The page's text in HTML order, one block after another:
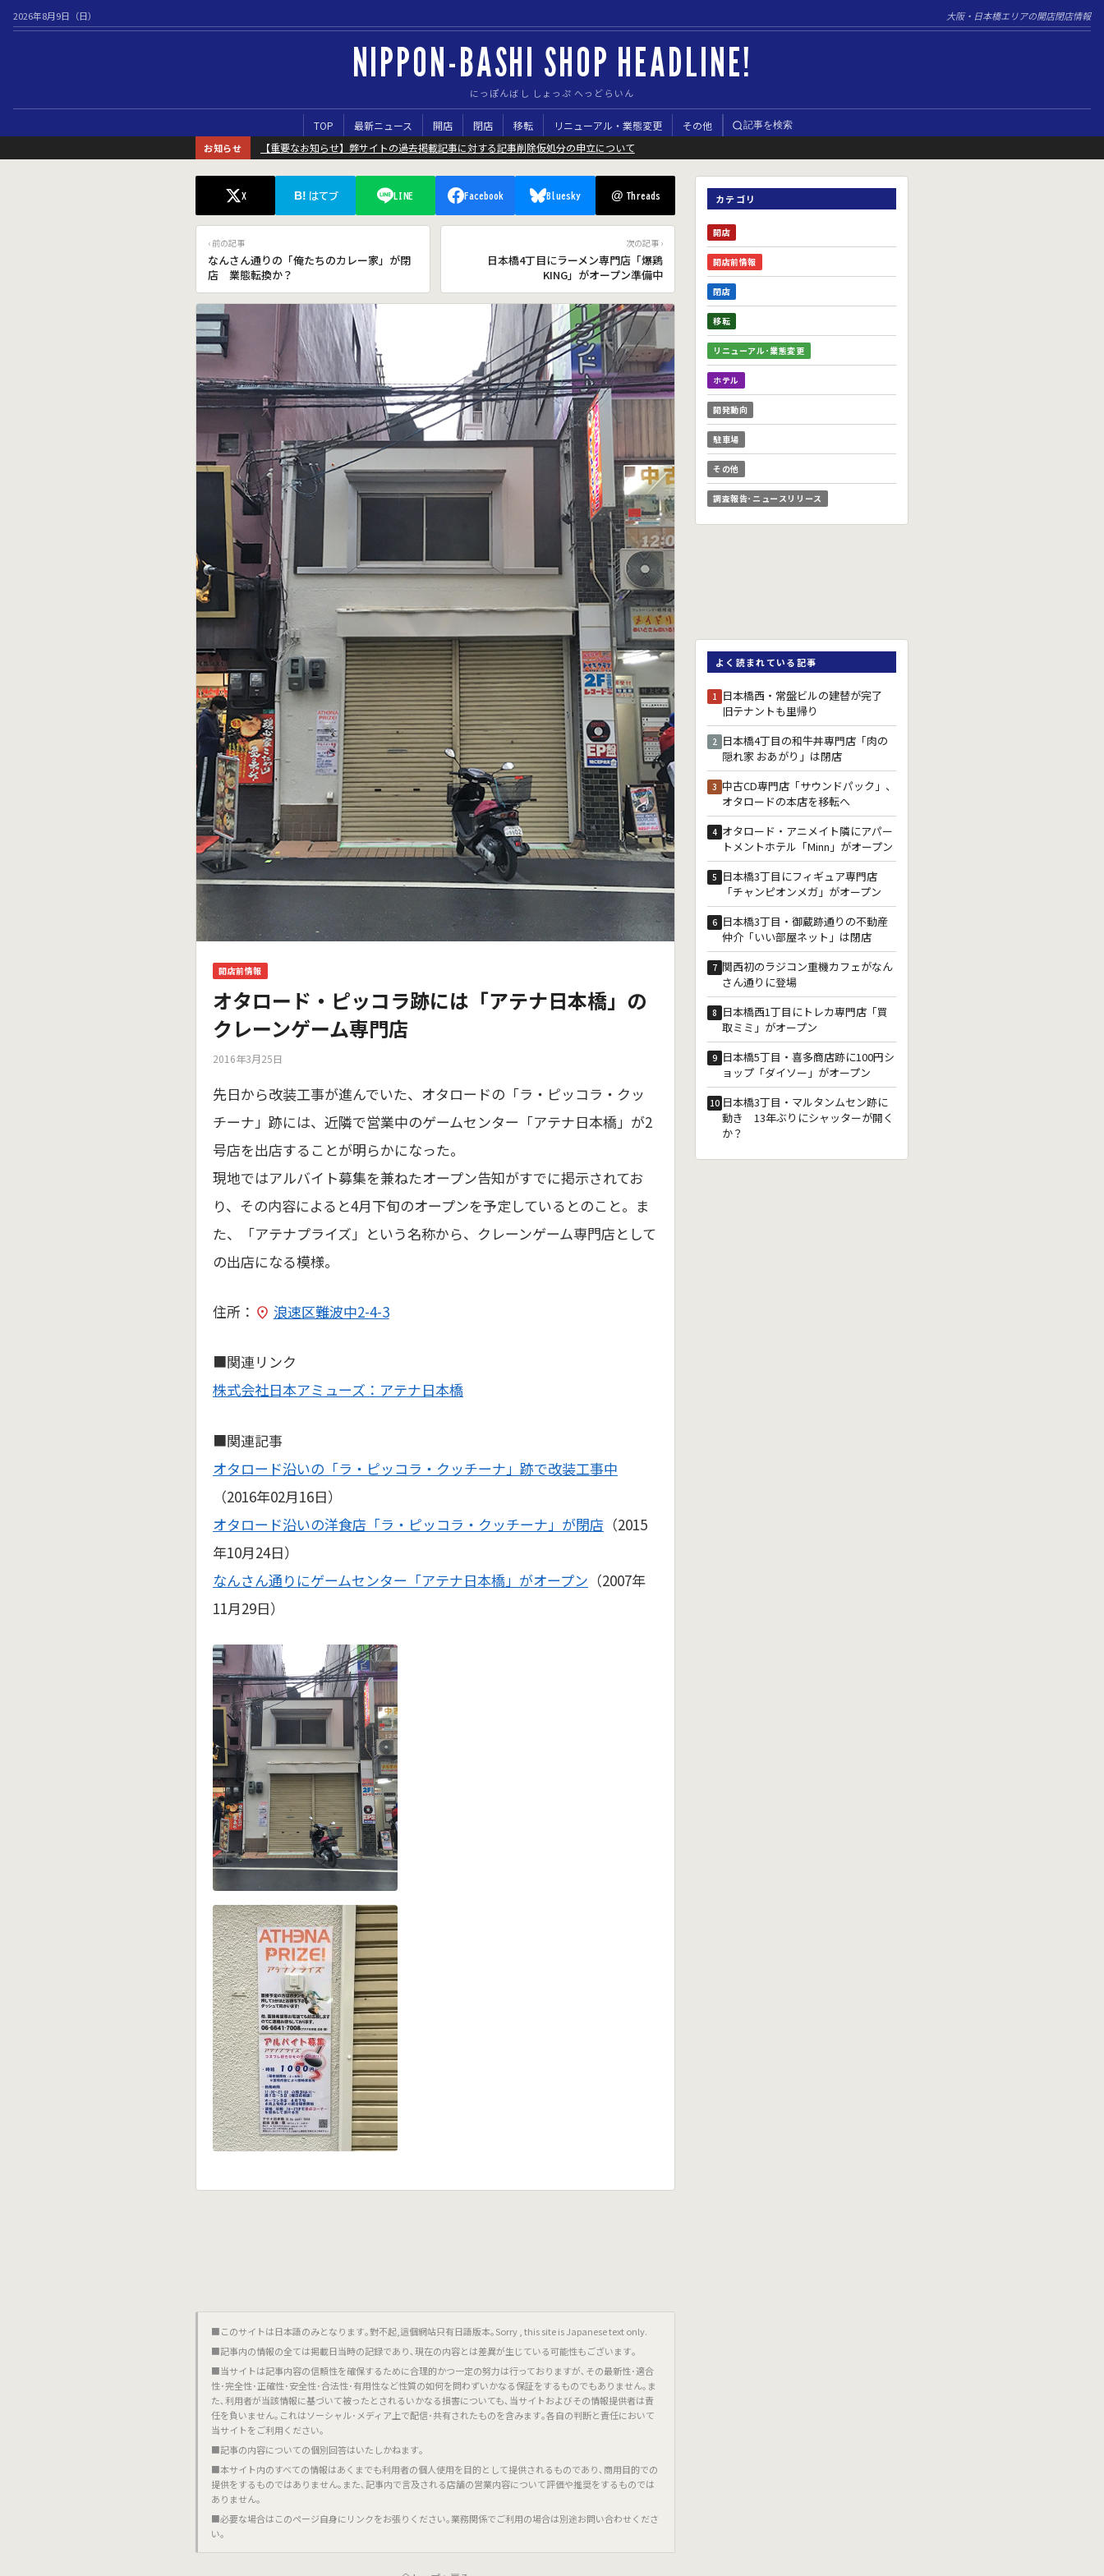
2026年8月9日（日） 大阪・日本橋エリアの開店閉店情報
NIPPON-BASHI SHOP HEADLINE!
にっぽんばし しょっぷ へっどらいん
TOP 最新ニュース 開店 閉店 移転 リニューアル・業態変更 その他 記事を検索
お知らせ 【重要なお知らせ】弊サイトの過去掲載記事に対する記事削除仮処分の申立について
X B! はてブ LINE Facebook Bluesky @ Threads
‹ 前の記事
なんさん通りの「俺たちのカレー家」が閉
店 業態転換か？
次の記事 ›
日本橋4丁目にラーメン専門店「爆鶏
KING」がオープン準備中
開店前情報
オタロード・ピッコラ跡には「アテナ日本橋」の
クレーンゲーム専門店
2016年3月25日
先日から改装工事が進んでいた、オタロードの「ラ・ピッコラ・クッ
チーナ」跡には、近隣で営業中のゲームセンター「アテナ日本橋」が2
号店を出店することが明らかになった。
現地ではアルバイト募集を兼ねたオープン告知がすでに掲示されてお
り、その内容によると4月下旬のオープンを予定しているとのこと。ま
た、「アテナプライズ」という名称から、クレーンゲーム専門店として
の出店になる模様。
住所： 浪速区難波中2-4-3
■関連リンク
株式会社日本アミューズ：アテナ日本橋
■関連記事
オタロード沿いの「ラ・ピッコラ・クッチーナ」跡で改装工事中
（2016年02月16日）
オタロード沿いの洋食店「ラ・ピッコラ・クッチーナ」が閉店 （2015
年10月24日）
なんさん通りにゲームセンター「アテナ日本橋」がオープン （2007年
11月29日）
■このサイトは日本語のみとなります｡對不起,這個網站只有日語版本｡Sorry , this site is Japanese text only.
■記事内の情報の全ては掲載日当時の記録であり､現在の内容とは差異が生じている可能性もございます｡
■当サイトは記事内容の信頼性を確保するために合理的かつ一定の努力は行っておりますが､その最新性･適合
性･完全性･正確性･安全性･合法性･有用性など性質の如何を問わずいかなる保証をするものでもありません｡ま
た､利用者が当該情報に基づいて被ったとされるいかなる損害についても､当サイトおよびその情報提供者は責
任を負いません｡これはソーシャル･メディア上で配信･共有されたものを含みます｡各自の判断と責任において
当サイトをご利用ください｡
■記事の内容についての個別回答はいたしかねます｡
■本サイト内のすべての情報はあくまでも利用者の個人使用を目的として提供されるものであり､商用目的での
提供をするものではありません｡また､記事内で言及される店舗の営業内容について評価や推奨をするものでは
ありません｡
■必要な場合はこのページ自身にリンクをお張りください｡業務関係でご利用の場合は別途お問い合わせくださ
い｡
カテゴリ
開店
開店前情報
閉店
移転
リニューアル･業態変更
ホテル
開発動向
駐車場
その他
調査報告･ニュースリリース
よく読まれている記事
1 日本橋西・常盤ビルの建替が完了
旧テナントも里帰り
2 日本橋4丁目の和牛丼専門店「肉の
隠れ家 おあがり」は閉店
3 中古CD専門店「サウンドパック」、
オタロードの本店を移転へ
4 オタロード・アニメイト隣にアパー
トメントホテル「Minn」がオープン
5 日本橋3丁目にフィギュア専門店
「チャンピオンメガ」がオープン
6 日本橋3丁目・御蔵跡通りの不動産
仲介「いい部屋ネット」は閉店
7 関西初のラジコン重機カフェがなん
さん通りに登場
8 日本橋西1丁目にトレカ専門店「買
取ミミ」がオープン
9 日本橋5丁目・喜多商店跡に100円シ
ョップ「ダイソー」がオープン
10 日本橋3丁目・マルタンムセン跡に
動き 13年ぶりにシャッターが開く
か？